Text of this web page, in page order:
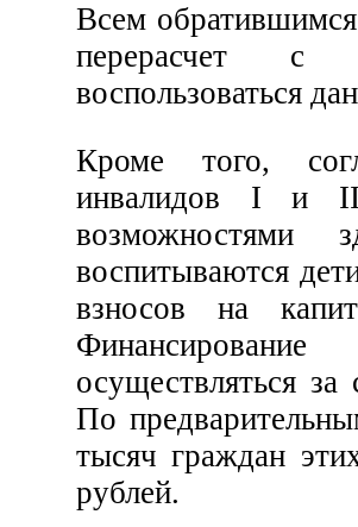
Всем
перерасчет с
воспользоваться
Кроме того,
инвалидов I и II
воспитываются
взносов на
осуществляться
По
тысяч граждан
рублей.